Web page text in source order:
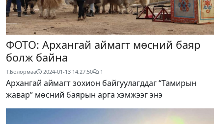
ФОТО: Архангай аймагт мөсний баяр
болж байна
Т.Болормаа 2024-01-13 14:27:50 1
Архангай аймагт зохион байгуулагддаг “Тамирын
жавар” мөсний баярын арга хэмжээг энэ